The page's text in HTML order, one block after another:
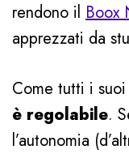
rendono il Boox
apprezzati da
Come tutti i
è regolabile.
l’autonomia